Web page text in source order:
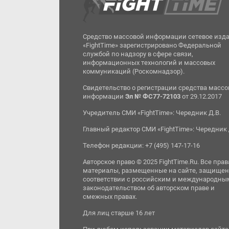
Средство массовой информации сетевое
«FightTime» зарегистрировано Федеральной
службой по надзору в сфере связи,
информационных технологий и массовых
коммуникаций (Роскомнадзор).
Свидетельство о регистрации средства
информацииЭл № ФС77-72103 от 29.12.2017
Учредитель СМИ «FightTime»: Чередник Д.В.
Главный редактор СМИ «FightTime»: Чередник
Телефон редакции: +7 (495) 147-17-16
Авторское право © 2025 FightTime.Ru. Все
материалы, размещенные на сайте,
соответствии с российским и
законодательством об авторском праве и
смежных правах.
Для лиц старше 16 лет